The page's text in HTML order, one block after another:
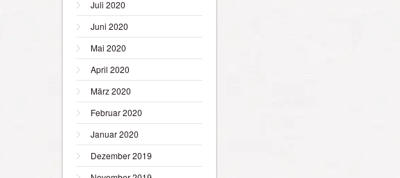
Juli 2020
Juni 2020
Mai 2020
April 2020
März 2020
Februar 2020
Januar 2020
Dezember 2019